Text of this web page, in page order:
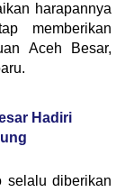
harapannya
memberikan
Aceh Besar,
Hadiri
selalu diberikan